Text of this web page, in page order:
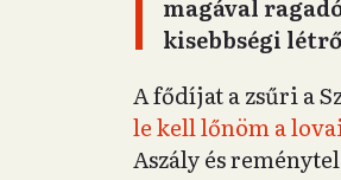
magával
kisebbségi
A fődíjat a zsűri a
le kell lőnöm a
Aszály és